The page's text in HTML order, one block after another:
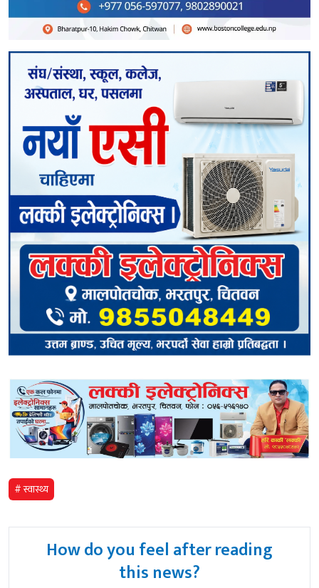
# स्वास्थ्य
How do you feel after reading
this news?